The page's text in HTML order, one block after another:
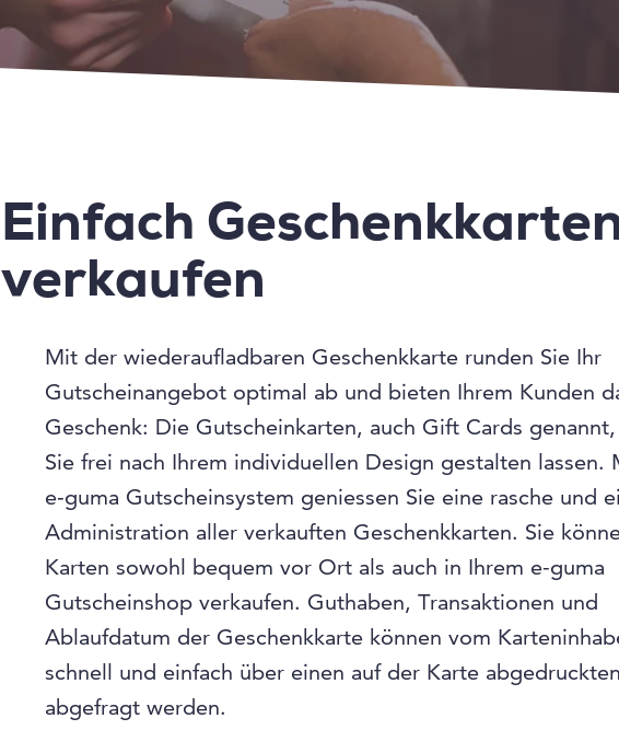
Einfach
verkaufen
Mit der wiederaufladbaren Geschenkkarte runden Sie Ihr
Gutscheinangebot optimal ab und bieten Ihrem Kunden
Geschenk: Die Gutscheinkarten, auch Gift Cards
Sie frei nach Ihrem individuellen Design gestalten lassen.
e‑guma Gutscheinsystem geniessen Sie eine rasche und
Administration aller verkauften Geschenkkarten. Sie
Karten sowohl bequem vor Ort als auch in Ihrem e-guma
Gutscheinshop verkaufen. Guthaben, Transaktionen und
Ablaufdatum der Geschenkkarte können vom
schnell und einfach über einen auf der Karte
abgefragt werden.